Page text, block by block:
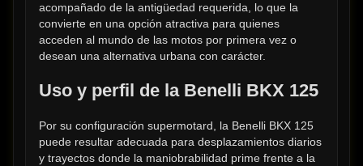
acompañado de la antigüedad requerida, lo que la
convierte en una opción atractiva para quienes
acceden al mundo de las motos por primera vez o
desean una alternativa urbana con carácter.
Uso y perfil de la Benelli BKX 125
Por su configuración supermotard, la Benelli BKX 125
puede resultar adecuada para desplazamientos diarios
y trayectos donde la maniobrabilidad prime frente a la